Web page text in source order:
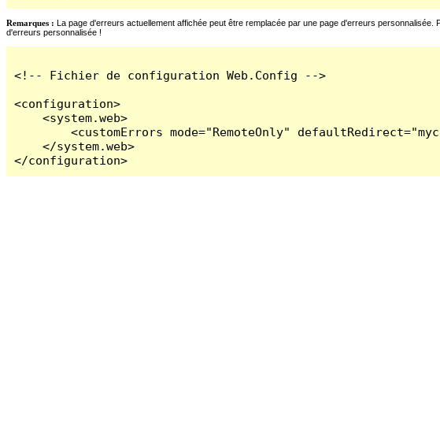
Remarques : La page d'erreurs actuellement affichée peut être remplacée par une page d'erreurs
d'erreurs personnalisée !
<!-- Fichier de configuration Web.Config -->
<configuration>
    <system.web>
<customErrors mode="RemoteOnly"
    </system.web>
</configuration>